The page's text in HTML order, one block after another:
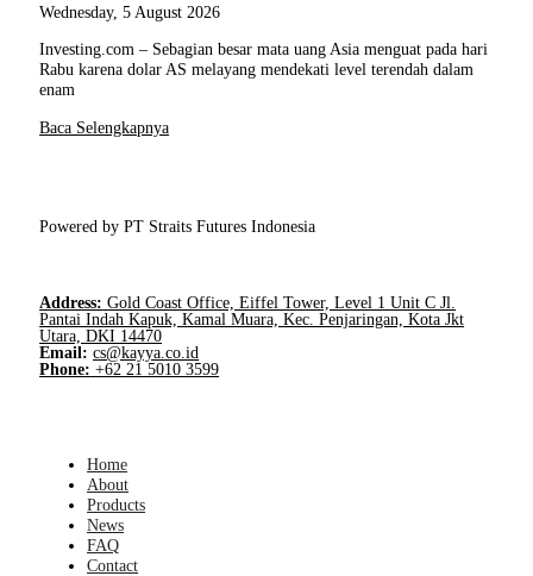
Wednesday, 5 August 2026
Investing.com – Sebagian besar mata uang Asia menguat pada hari
Rabu karena dolar AS melayang mendekati level terendah dalam
enam
Baca Selengkapnya
Powered by PT Straits Futures Indonesia
Address: Gold Coast Office, Eiffel Tower, Level 1 Unit C Jl.
Pantai Indah Kapuk, Kamal Muara, Kec. Penjaringan, Kota Jkt
Utara, DKI 14470
Email: cs@kayya.co.id
Phone: +62 21 5010 3599
Home
About
Products
News
FAQ
Contact